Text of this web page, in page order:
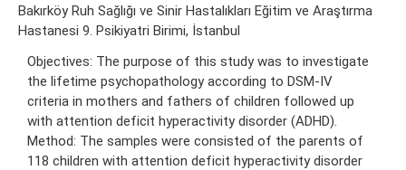
Bakırköy Ruh Sağlığı ve Sinir Hastalıkları Eğitim ve Araştırma
Hastanesi 9. Psikiyatri Birimi, İstanbul
Objectives: The purpose of this study was to investigate
the lifetime psychopathology according to DSM-IV
criteria in mothers and fathers of children followed up
with attention deficit hyperactivity disorder (ADHD).
Method: The samples were consisted of the parents of
118 children with attention deficit hyperactivity disorder